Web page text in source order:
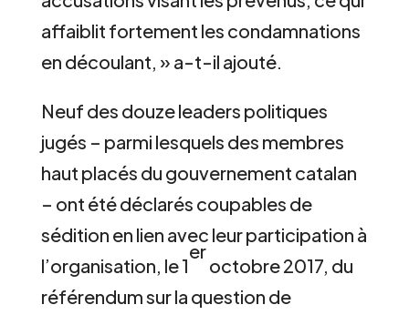
affaiblit fortement les condamnations
en découlant, » a-t-il ajouté.
Neuf des douze leaders politiques
jugés – parmi lesquels des membres
haut placés du gouvernement catalan
– ont été déclarés coupables de
sédition en lien avec leur participation à
l’organisation, le 1
er
octobre 2017, du
référendum sur la question de